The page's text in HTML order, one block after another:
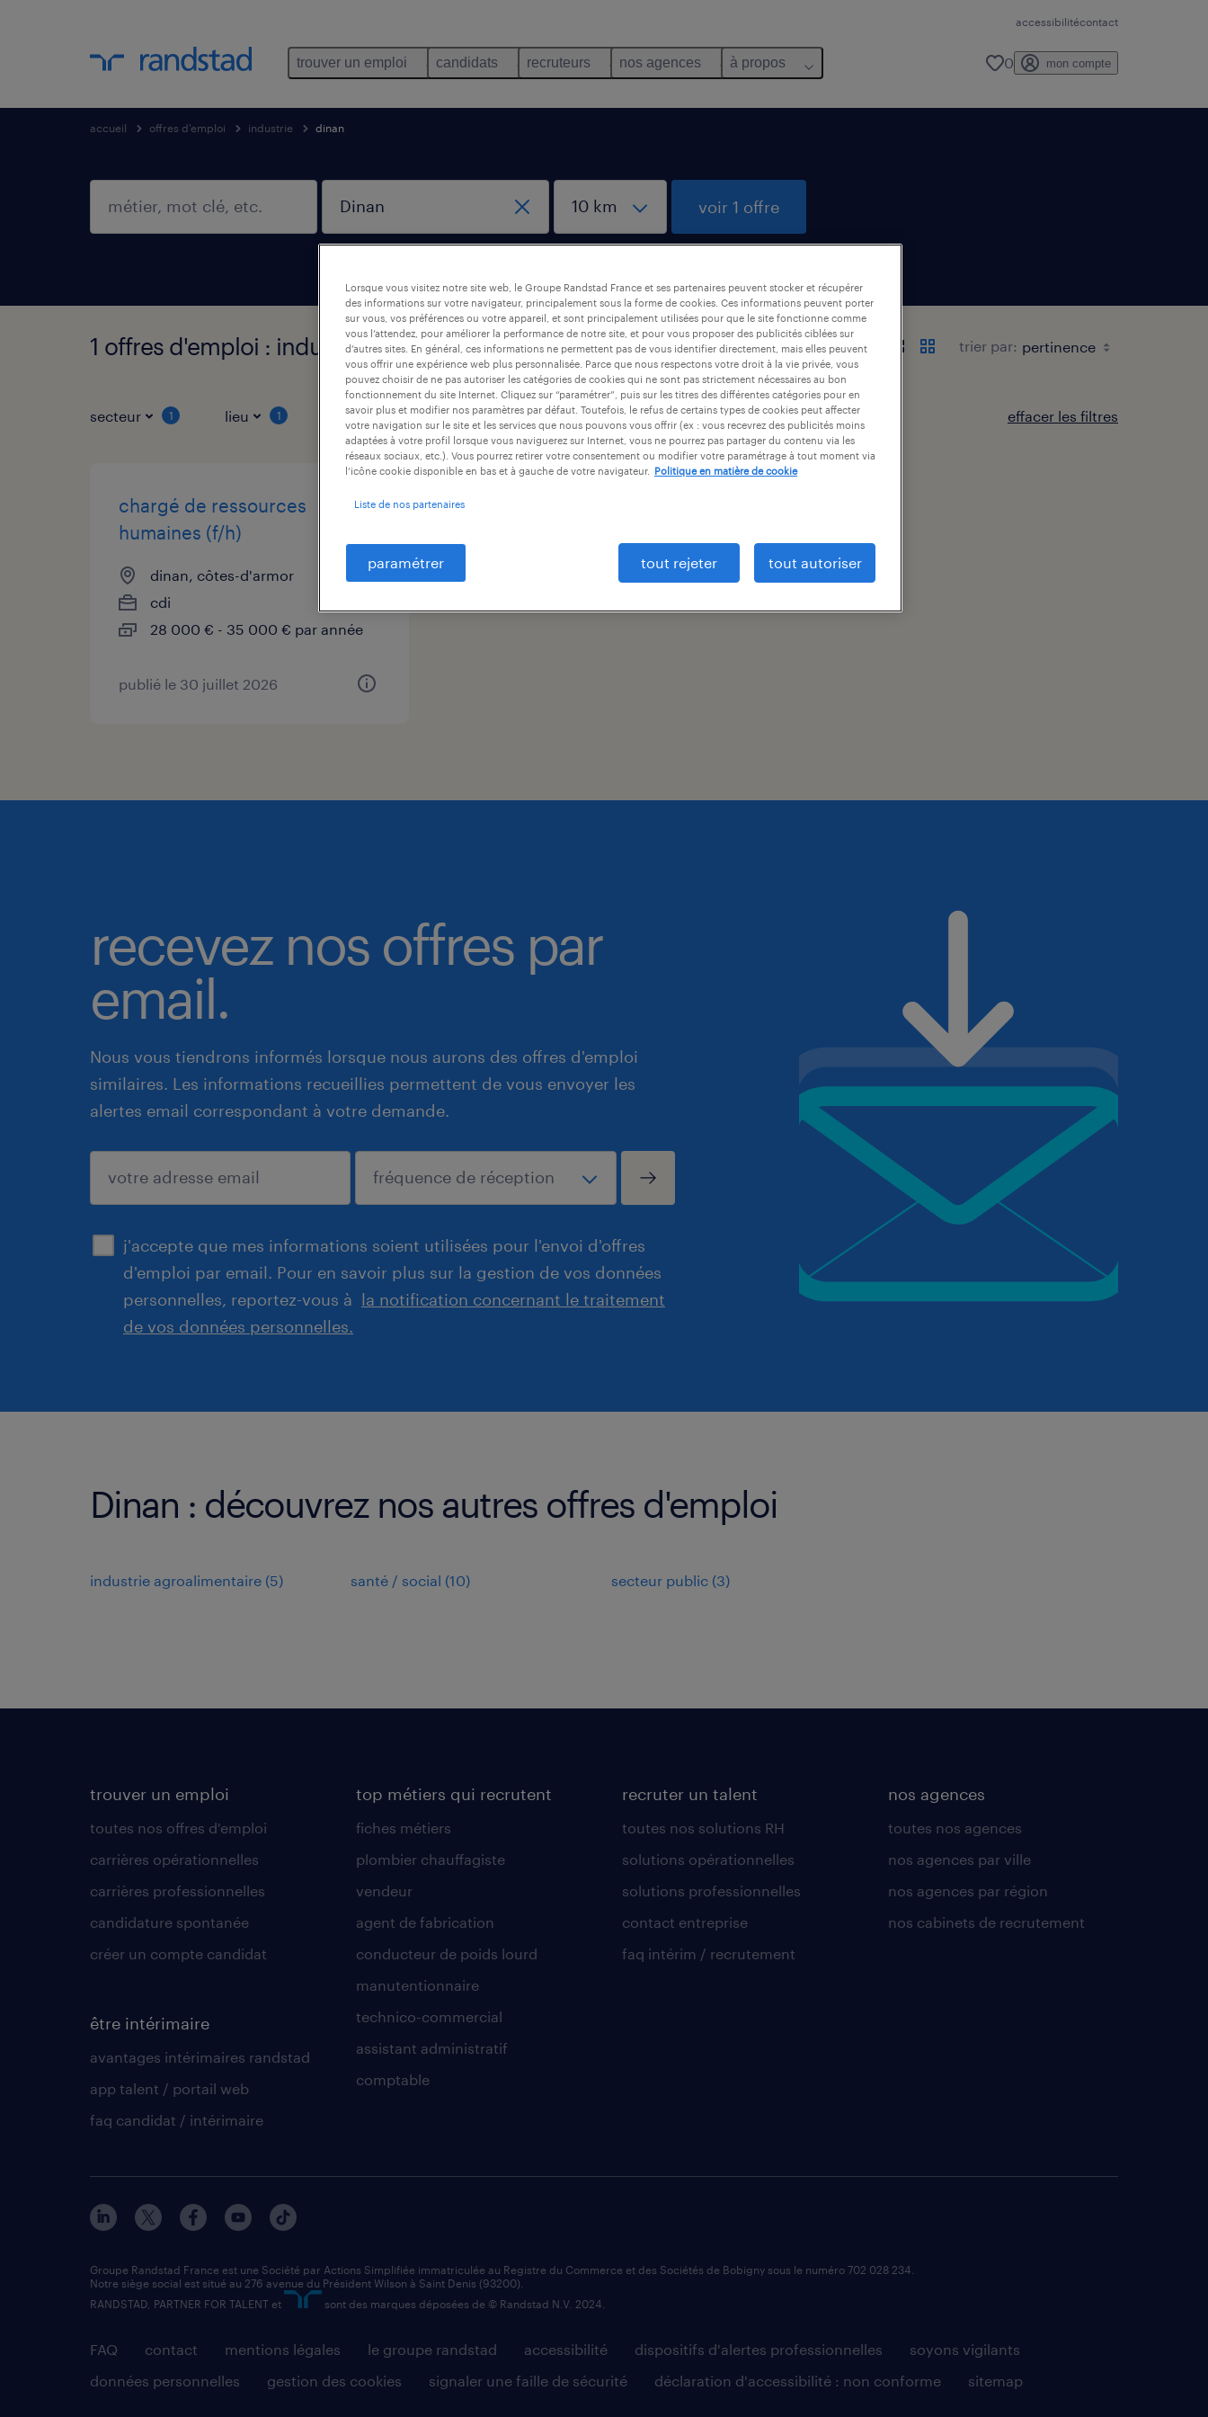
accessibilitécontact
trouver un emploi candidats recruteurs nos agences à propos 0 mon compte
accueil offres d'emploi industrie dinan
voir 1 offre
1 offres d'emploi : industrie, Dinan trier par:
secteur 1 lieu 1 type de contrat durée du contrat niveau d'expérience effacer les filtres
chargé de ressources
humaines (f/h)
dinan, côtes-d'armor
cdi
28 000 € - 35 000 € par année
publié le 30 juillet 2026
recevez nos offres par
email.
Nous vous tiendrons informés lorsque nous aurons des offres d'emploi
similaires. Les informations recueillies permettent de vous envoyer les
alertes email correspondant à votre demande.
j'accepte que mes informations soient utilisées pour l'envoi d'offres
d'emploi par email. Pour en savoir plus sur la gestion de vos données
personnelles, reportez-vous à la notification concernant le traitement
de vos données personnelles.
enregistrer
Dinan : découvrez nos autres offres d'emploi
industrie agroalimentaire (5) santé / social (10) secteur public (3)
trouver un emploi
toutes nos offres d'emploi
carrières opérationnelles
carrières professionnelles
candidature spontanée
créer un compte candidat
être intérimaire
avantages intérimaires randstad
app talent / portail web
faq candidat / intérimaire
top métiers qui recrutent
fiches métiers
plombier chauffagiste
vendeur
agent de fabrication
conducteur de poids lourd
manutentionnaire
technico-commercial
assistant administratif
comptable
recruter un talent
toutes nos solutions RH
solutions opérationnelles
solutions professionnelles
contact entreprise
faq intérim / recrutement
nos agences
toutes nos agences
nos agences par ville
nos agences par région
nos cabinets de recrutement
FAQ contact mentions légales le groupe randstad accessibilité dispositifs d'alertes professionnelles
soyons vigilants
données personnelles
gestion des cookies signaler une faille de sécurité déclaration d'accessibilité : non conforme sitemap
Groupe Randstad France est une Société par Actions Simplifiée immatriculée au Registre du Commerce et des Sociétés de Bobigny sous le numéro 702 028 234.
Notre siège social est situé au 276 avenue du Président Wilson à Saint Denis (93200).
RANDSTAD, PARTNER FOR TALENT et
sont des marques déposées de © Randstad N.V. 2024.
Lorsque vous visitez notre site web, le Groupe Randstad France et ses partenaires peuvent stocker et récupérer
des informations sur votre navigateur, principalement sous la forme de cookies. Ces informations peuvent porter
sur vous, vos préférences ou votre appareil, et sont principalement utilisées pour que le site fonctionne comme
vous l’attendez, pour améliorer la performance de notre site, et pour vous proposer des publicités ciblées sur
d’autres sites. En général, ces informations ne permettent pas de vous identifier directement, mais elles peuvent
vous offrir une expérience web plus personnalisée. Parce que nous respectons votre droit à la vie privée, vous
pouvez choisir de ne pas autoriser les catégories de cookies qui ne sont pas strictement nécessaires au bon
fonctionnement du site Internet. Cliquez sur “paramétrer”, puis sur les titres des différentes catégories pour en
savoir plus et modifier nos paramètres par défaut. Toutefois, le refus de certains types de cookies peut affecter
votre navigation sur le site et les services que nous pouvons vous offrir (ex : vous recevrez des publicités moins
adaptées à votre profil lorsque vous naviguerez sur Internet, vous ne pourrez pas partager du contenu via les
réseaux sociaux, etc.). Vous pourrez retirer votre consentement ou modifier votre paramétrage à tout moment via
l’icône cookie disponible en bas et à gauche de votre navigateur.
Politique en matière de cookie
Liste de nos partenaires
paramétrer tout rejeter tout autoriser